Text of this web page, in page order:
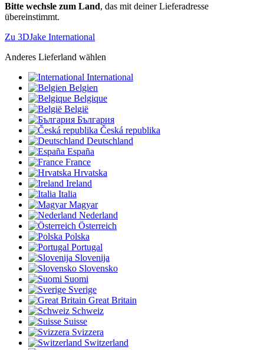
Bitte wechsle zum Land, das mit deiner Lieferadresse
übereinstimmt.
Zu 3DJake International
Anderes Lieferland wählen
International
Belgien
Belgique
België
България
Česká republika
Deutschland
España
France
Hrvatska
Ireland
Italia
Magyar
Nederland
Österreich
Polska
Portugal
Slovenija
Slovensko
Suomi
Sverige
Great Britain
Schweiz
Suisse
Svizzera
Switzerland